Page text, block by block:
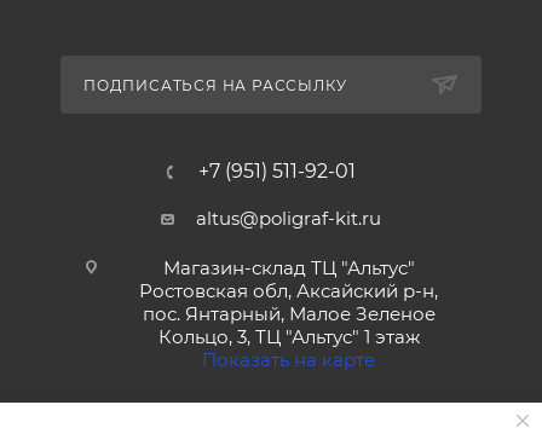
ПОДПИСАТЬСЯ НА РАССЫЛКУ
+7 (951) 511-92-01
altus@poligraf-kit.ru
Магазин-склад ТЦ "Альтус"
Ростовская обл, Аксайский р-н,
пос. Янтарный, Малое Зеленое
Кольцо, 3, ТЦ "Альтус" 1 этаж
Показать на карте